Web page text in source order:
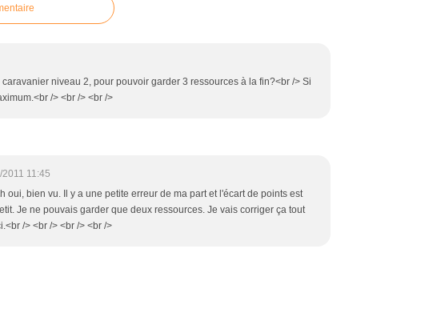
niveau 2, pour pouvoir garder 3 ressources à la fin?<br /> Si
/> <br /> <br />
2011 11:45
oui, bien vu. Il y a une petite erreur de ma part et l'écart de points est
Je ne pouvais garder que deux ressources. Je vais corriger ça tout
/> <br /> <br /> <br />